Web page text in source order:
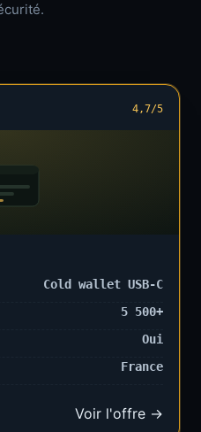
4,7/5
Cold wallet USB-C
5 500+
Oui
France
Voir l'offre →